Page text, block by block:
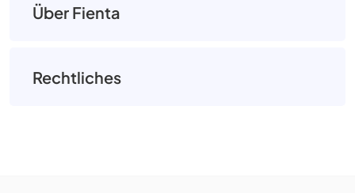
Über Fienta
Rechtliches